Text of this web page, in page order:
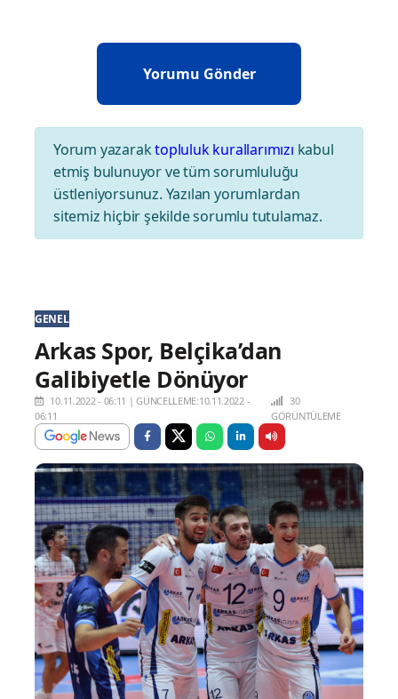
Yorum yazaraktopluluk kurallarımızı kabul
etmiş bulunuyor ve tüm sorumluluğu
üstleniyorsunuz. Yazılan yorumlardan
sitemiz hiçbir şekilde sorumlu tutulamaz.
GENEL
Arkas Spor, Belçika’dan
Galibiyetle Dönüyor
10.11.2022 - 06:11 |GÜNCELLEME:10.11.2022 -
06:11
30
GÖRÜNTÜLEME